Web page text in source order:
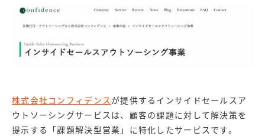
株式会社コンフィデンス が提供するインサイドセールスア
ウトソーシングサービスは、顧客の課題に対して解決策を
提示する「課題解決型営業」に特化したサービスです。